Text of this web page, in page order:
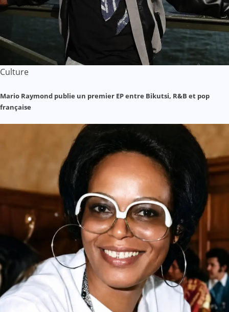
Culture
Mario Raymond publie un premier EP entre Bikutsi, R&B et pop
française